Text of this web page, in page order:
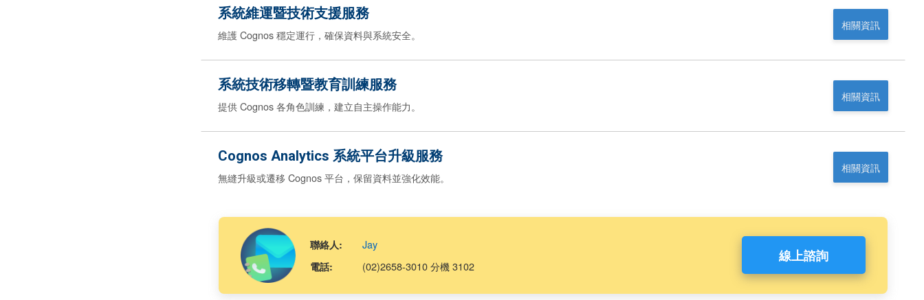
系統維運暨技術支援服務
維護 Cognos 穩定運行，確保資料與系統安全。
相關資訊
系統技術移轉暨教育訓練服務
提供 Cognos 各角色訓練，建立自主操作能力。
相關資訊
Cognos Analytics 系統平台升級服務
無縫升級或遷移 Cognos 平台，保留資料並強化效能。
相關資訊
聯絡人: Jay
電話: (02)2658-3010 分機 3102
線上諮詢